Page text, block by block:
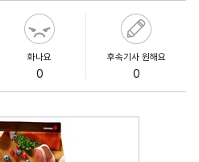
화나요
0
후속기사 원해요
0